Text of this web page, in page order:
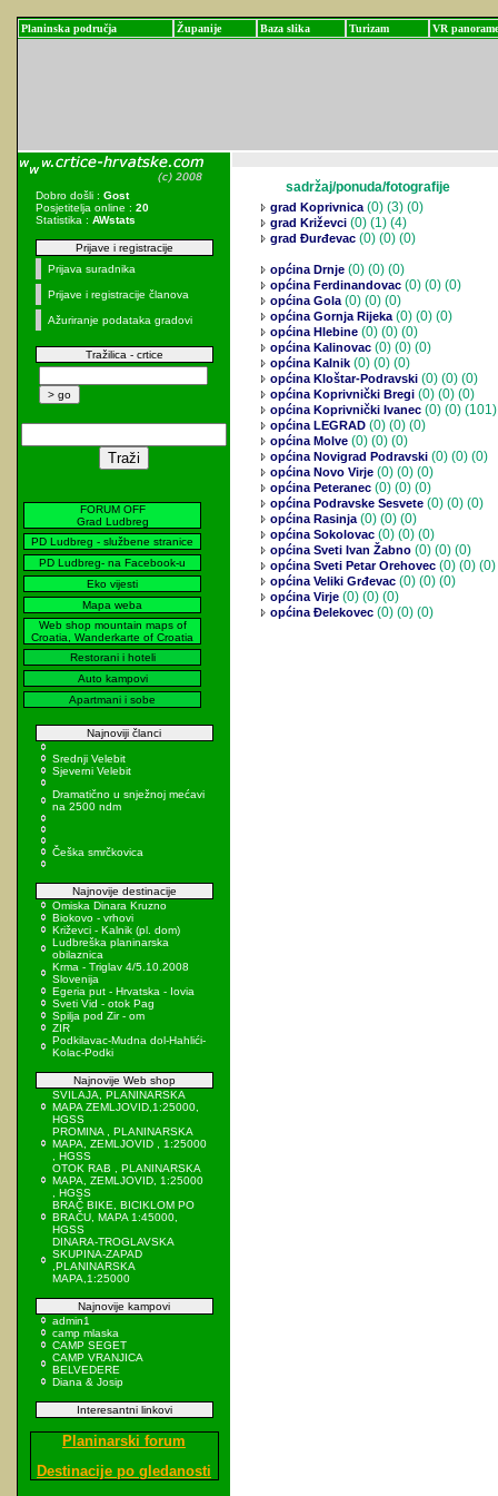
Planinska područja Županije Baza slika Turizam VR panorame
Dobro došli : Gost
Posjetitelja online : 20
Statistika : AWstats
Prijave i registracije
Prijava suradnika
Prijave i registracije članova
Ažuriranje podataka gradovi
Tražilica - crtice
FORUM OFF
Grad Ludbreg
PD Ludbreg - službene stranice
PD Ludbreg- na Facebook-u
Eko vijesti
Mapa weba
Web shop mountain maps of
Croatia, Wanderkarte of Croatia
Restorani i hoteli
Auto kampovi
Apartmani i sobe
Najnoviji članci
Srednji Velebit
Sjeverni Velebit
Dramatično u snježnoj mećavi
na 2500 ndm
Češka smrčkovica
Najnovije destinacije
Omiska Dinara Kruzno
Biokovo - vrhovi
Križevci - Kalnik (pl. dom)
Ludbreška planinarska
obilaznica
Krma - Triglav 4/5.10.2008
Slovenija
Egeria put - Hrvatska - Iovia
Sveti Vid - otok Pag
Spilja pod Zir - om
ZIR
Podkilavac-Mudna dol-Hahlići-
Kolac-Podki
Najnovije Web shop
SVILAJA, PLANINARSKA
MAPA ZEMLJOVID,1:25000,
HGSS
PROMINA , PLANINARSKA
MAPA, ZEMLJOVID , 1:25000
, HGSS
OTOK RAB , PLANINARSKA
MAPA, ZEMLJOVID, 1:25000
, HGSS
BRAČ BIKE, BICIKLOM PO
BRAČU, MAPA 1:45000,
HGSS
DINARA-TROGLAVSKA
SKUPINA-ZAPAD
,PLANINARSKA
MAPA,1:25000
Najnovije kampovi
admin1
camp mlaska
CAMP SEGET
CAMP VRANJICA
BELVEDERE
Diana & Josip
Interesantni linkovi
Planinarski forum
Destinacije po gledanosti
sadržaj/ponuda/fotografije
grad Koprivnica(0) (3) (0)
grad Križevci (0) (1) (4)
grad Đurđevac (0) (0) (0)
općina Drnje (0) (0) (0)
općina Ferdinandovac (0) (0) (0)
općina Gola(0) (0) (0)
općina Gornja Rijeka(0) (0) (0)
općina Hlebine (0) (0) (0)
općina Kalinovac (0) (0) (0)
općina Kalnik (0) (0) (0)
općina Kloštar-Podravski (0) (0) (0)
općina Koprivnički Bregi (0) (0) (0)
općina Koprivnički Ivanec (0) (0) (101)
općina LEGRAD (0) (0) (0)
općina Molve (0) (0) (0)
općina Novigrad Podravski (0) (0) (0)
općina Novo Virje (0) (0) (0)
općina Peteranec (0) (0) (0)
općina Podravske Sesvete (0) (0) (0)
općina Rasinja(0) (0) (0)
općina Sokolovac (0) (0) (0)
općina Sveti Ivan Žabno (0) (0) (0)
općina Sveti Petar Orehovec (0) (0) (0)
općina Veliki Grđevac (0) (0) (0)
općina Virje (0) (0) (0)
općina Đelekovec (0) (0) (0)